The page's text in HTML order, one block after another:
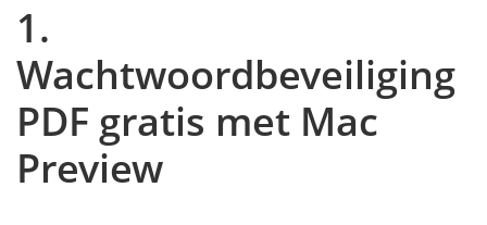
1.
Wachtwoordbeveiliging
PDF gratis met Mac
Preview